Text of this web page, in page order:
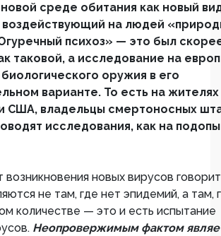
среде обитания как новый
на людей
психоз» — это был
таковой, а исследование на
оружия в его
варианте. То есть на жителях
и США, владельцы смертоносных
исследования, как на
возникновения новых вирусов
не там, где нет эпидемий, а там,
количестве — это и есть испытание
Неопровержимым фактом